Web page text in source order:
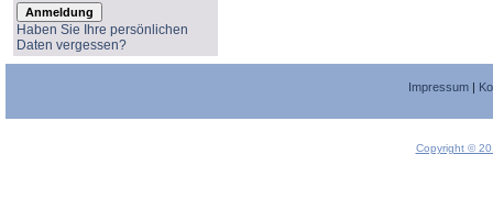
Haben Sie Ihre persönlichen
Daten vergessen?
Impressum|
Copyright ©